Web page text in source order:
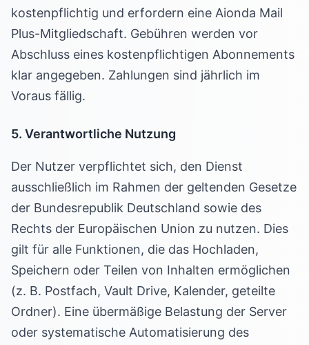
kostenpflichtig und erfordern eine Aionda Mail
Plus-Mitgliedschaft. Gebühren werden vor
Abschluss eines kostenpflichtigen Abonnements
klar angegeben. Zahlungen sind jährlich im
Voraus fällig.
5. Verantwortliche Nutzung
Der Nutzer verpflichtet sich, den Dienst
ausschließlich im Rahmen der geltenden Gesetze
der Bundesrepublik Deutschland sowie des
Rechts der Europäischen Union zu nutzen. Dies
gilt für alle Funktionen, die das Hochladen,
Speichern oder Teilen von Inhalten ermöglichen
(z. B. Postfach, Vault Drive, Kalender, geteilte
Ordner). Eine übermäßige Belastung der Server
oder systematische Automatisierung des